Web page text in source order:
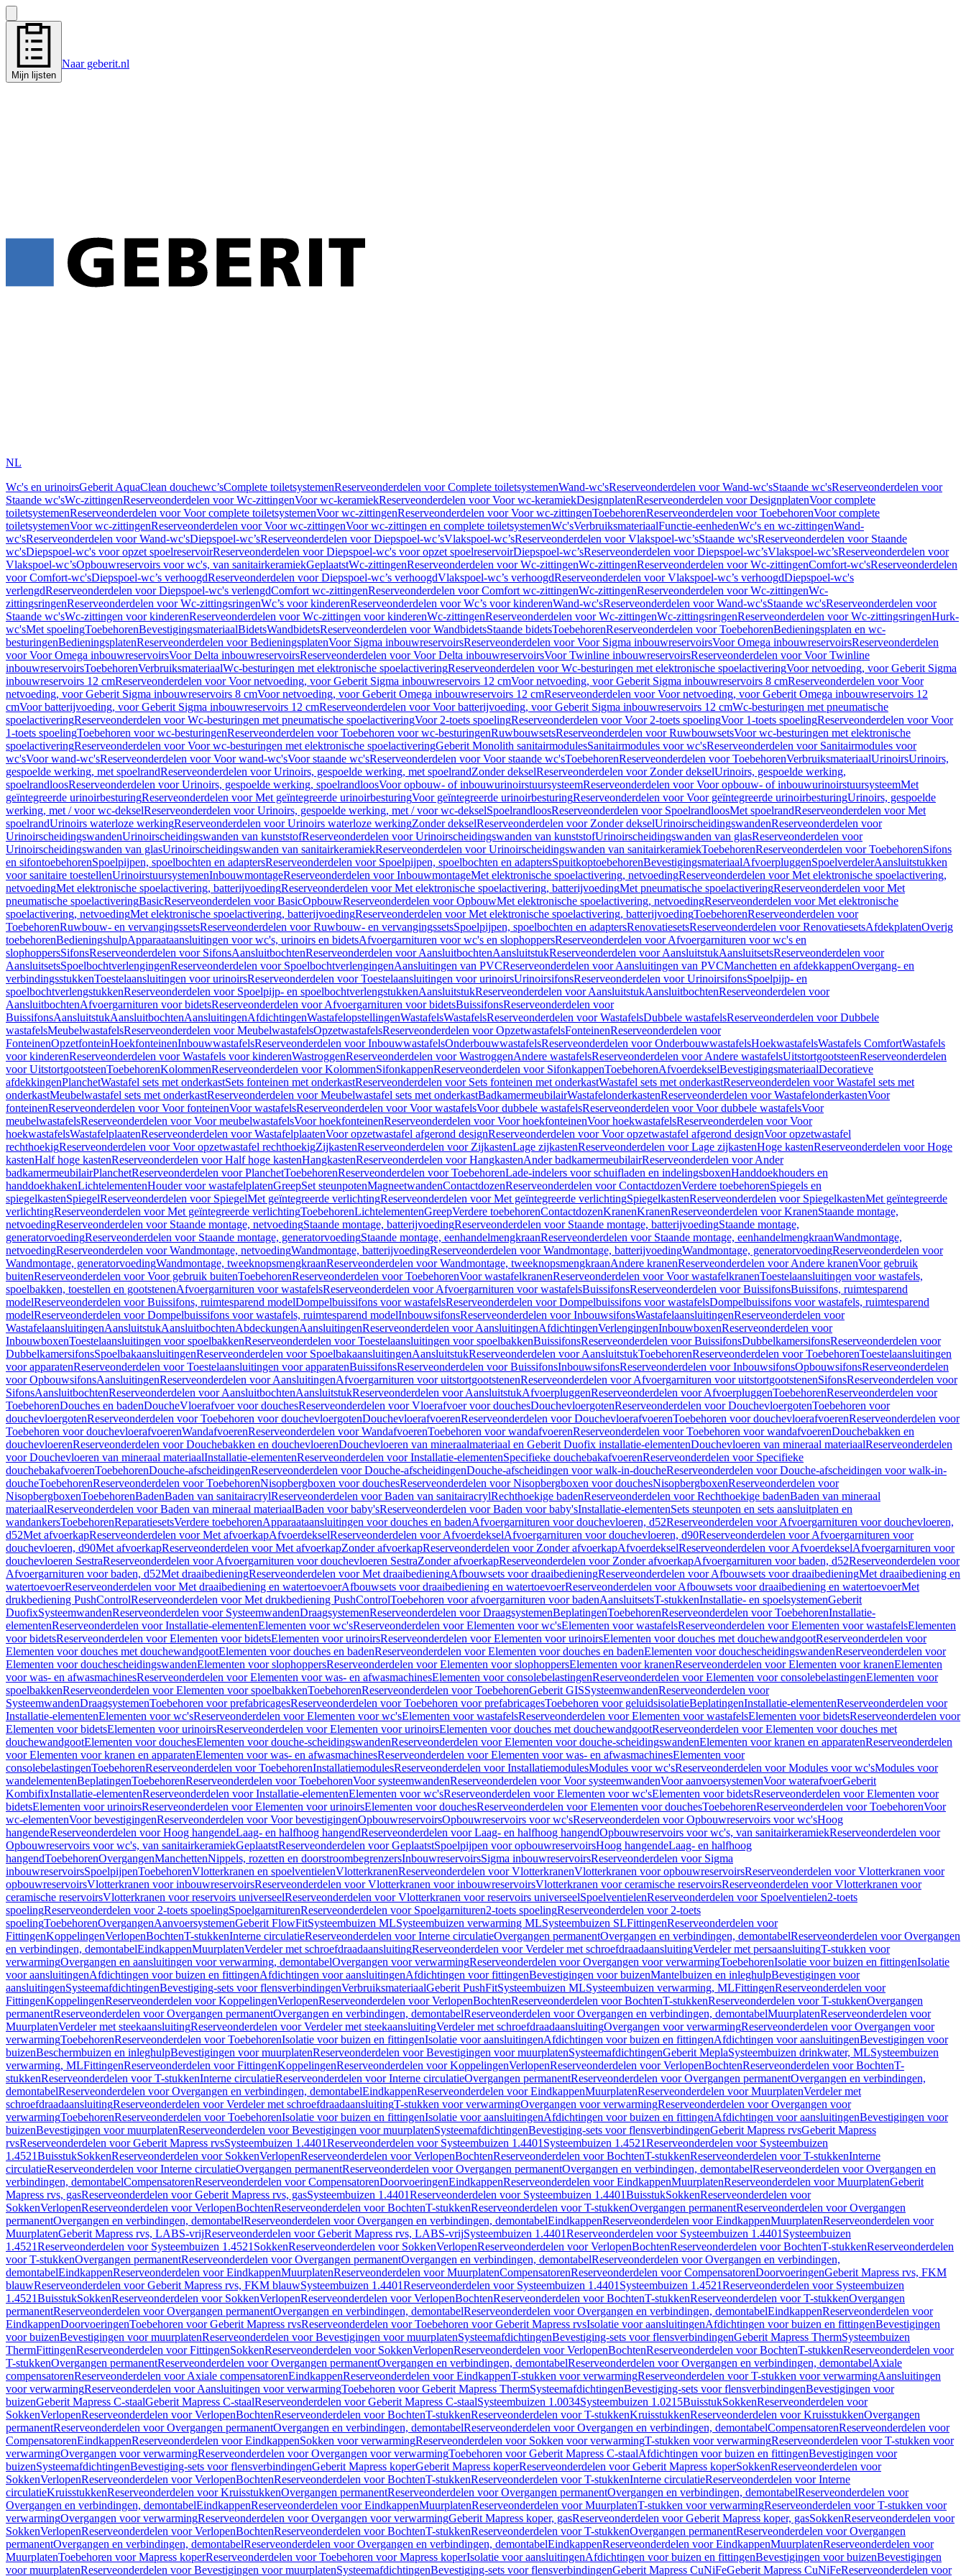
Mijn lijsten
Naar geberit.nl
NL
Wc's en urinoirsGeberit AquaClean douchewc’sComplete toiletsystemenReserveonderdelen voor Complete toiletsystemenWand-wc'sReserveonderdelen voor Wand-wc'sStaande wc'sReserveonderdelen voor
Staande wc'sWc-zittingenReserveonderdelen voor Wc-zittingenVoor wc-keramiekReserveonderdelen voor Voor wc-keramiekDesignplatenReserveonderdelen voor DesignplatenVoor complete
toiletsystemenReserveonderdelen voor Voor complete toiletsystemenVoor wc-zittingenReserveonderdelen voor Voor wc-zittingenToebehorenReserveonderdelen voor ToebehorenVoor complete
toiletsystemenVoor wc-zittingenReserveonderdelen voor Voor wc-zittingenVoor wc-zittingen en complete toiletsystemenWc'sVerbruiksmateriaalFunctie-eenhedenWc's en wc-zittingenWand-
wc'sReserveonderdelen voor Wand-wc'sDiepspoel-wc’sReserveonderdelen voor Diepspoel-wc’sVlakspoel-wc’sReserveonderdelen voor Vlakspoel-wc’sStaande wc'sReserveonderdelen voor Staande
wc'sDiepspoel-wc's voor opzet spoelreservoirReserveonderdelen voor Diepspoel-wc's voor opzet spoelreservoirDiepspoel-wc’sReserveonderdelen voor Diepspoel-wc’sVlakspoel-wc’sReserveonderdelen voor
Vlakspoel-wc’sOpbouwreservoirs voor wc's, van sanitairkeramiekGeplaatstWc-zittingenReserveonderdelen voor Wc-zittingenWc-zittingenReserveonderdelen voor Wc-zittingenComfort-wc'sReserveonderdelen
voor Comfort-wc'sDiepspoel-wc’s verhoogdReserveonderdelen voor Diepspoel-wc’s verhoogdVlakspoel-wc’s verhoogdReserveonderdelen voor Vlakspoel-wc’s verhoogdDiepspoel-wc's
verlengdReserveonderdelen voor Diepspoel-wc's verlengdComfort wc-zittingenReserveonderdelen voor Comfort wc-zittingenWc-zittingenReserveonderdelen voor Wc-zittingenWc-
zittingsringenReserveonderdelen voor Wc-zittingsringenWc’s voor kinderenReserveonderdelen voor Wc’s voor kinderenWand-wc'sReserveonderdelen voor Wand-wc'sStaande wc'sReserveonderdelen voor
Staande wc'sWc-zittingen voor kinderenReserveonderdelen voor Wc-zittingen voor kinderenWc-zittingenReserveonderdelen voor Wc-zittingenWc-zittingsringenReserveonderdelen voor Wc-zittingsringenHurk-
wc'sMet spoelingToebehorenBevestigingsmateriaalBidetsWandbidetsReserveonderdelen voor WandbidetsStaande bidetsToebehorenReserveonderdelen voor ToebehorenBedieningsplaten en wc-
besturingenBedieningsplatenReserveonderdelen voor BedieningsplatenVoor Sigma inbouwreservoirsReserveonderdelen voor Voor Sigma inbouwreservoirsVoor Omega inbouwreservoirsReserveonderdelen
voor Voor Omega inbouwreservoirsVoor Delta inbouwreservoirsReserveonderdelen voor Voor Delta inbouwreservoirsVoor Twinline inbouwreservoirsReserveonderdelen voor Voor Twinline
inbouwreservoirsToebehorenVerbruiksmateriaalWc-besturingen met elektronische spoelactiveringReserveonderdelen voor Wc-besturingen met elektronische spoelactiveringVoor netvoeding, voor Geberit Sigma
inbouwreservoirs 12 cmReserveonderdelen voor Voor netvoeding, voor Geberit Sigma inbouwreservoirs 12 cmVoor netvoeding, voor Geberit Sigma inbouwreservoirs 8 cmReserveonderdelen voor Voor
netvoeding, voor Geberit Sigma inbouwreservoirs 8 cmVoor netvoeding, voor Geberit Omega inbouwreservoirs 12 cmReserveonderdelen voor Voor netvoeding, voor Geberit Omega inbouwreservoirs 12
cmVoor batterijvoeding, voor Geberit Sigma inbouwreservoirs 12 cmReserveonderdelen voor Voor batterijvoeding, voor Geberit Sigma inbouwreservoirs 12 cmWc-besturingen met pneumatische
spoelactiveringReserveonderdelen voor Wc-besturingen met pneumatische spoelactiveringVoor 2-toets spoelingReserveonderdelen voor Voor 2-toets spoelingVoor 1-toets spoelingReserveonderdelen voor Voor
1-toets spoelingToebehoren voor wc-besturingenReserveonderdelen voor Toebehoren voor wc-besturingenRuwbouwsetsReserveonderdelen voor RuwbouwsetsVoor wc-besturingen met elektronische
spoelactiveringReserveonderdelen voor Voor wc-besturingen met elektronische spoelactiveringGeberit Monolith sanitairmodulesSanitairmodules voor wc'sReserveonderdelen voor Sanitairmodules voor
wc'sVoor wand-wc'sReserveonderdelen voor Voor wand-wc'sVoor staande wc'sReserveonderdelen voor Voor staande wc'sToebehorenReserveonderdelen voor ToebehorenVerbruiksmateriaalUrinoirsUrinoirs,
gespoelde werking, met spoelrandReserveonderdelen voor Urinoirs, gespoelde werking, met spoelrandZonder dekselReserveonderdelen voor Zonder dekselUrinoirs, gespoelde werking,
spoelrandloosReserveonderdelen voor Urinoirs, gespoelde werking, spoelrandloosVoor opbouw- of inbouwurinoirstuursysteemReserveonderdelen voor Voor opbouw- of inbouwurinoirstuursysteemMet
geïntegreerde urinoirbesturingReserveonderdelen voor Met geïntegreerde urinoirbesturingVoor geïntegreerde urinoirbesturingReserveonderdelen voor Voor geïntegreerde urinoirbesturingUrinoirs, gespoelde
werking, met / voor wc-dekselReserveonderdelen voor Urinoirs, gespoelde werking, met / voor wc-dekselSpoelrandloosReserveonderdelen voor SpoelrandloosMet spoelrandReserveonderdelen voor Met
spoelrandUrinoirs waterloze werkingReserveonderdelen voor Urinoirs waterloze werkingZonder dekselReserveonderdelen voor Zonder dekselUrinoirscheidingswandenReserveonderdelen voor
UrinoirscheidingswandenUrinoirscheidingswanden van kunststofReserveonderdelen voor Urinoirscheidingswanden van kunststofUrinoirscheidingswanden van glasReserveonderdelen voor
Urinoirscheidingswanden van glasUrinoirscheidingswanden van sanitairkeramiekReserveonderdelen voor Urinoirscheidingswanden van sanitairkeramiekToebehorenReserveonderdelen voor ToebehorenSifons
en sifontoebehorenSpoelpijpen, spoelbochten en adaptersReserveonderdelen voor Spoelpijpen, spoelbochten en adaptersSpuitkoptoebehorenBevestigingsmateriaalAfvoerpluggenSpoelverdelerAansluitstukken
voor sanitaire toestellenUrinoirstuursystemenInbouwmontageReserveonderdelen voor InbouwmontageMet elektronische spoelactivering, netvoedingReserveonderdelen voor Met elektronische spoelactivering,
netvoedingMet elektronische spoelactivering, batterijvoedingReserveonderdelen voor Met elektronische spoelactivering, batterijvoedingMet pneumatische spoelactiveringReserveonderdelen voor Met
pneumatische spoelactiveringBasicReserveonderdelen voor BasicOpbouwReserveonderdelen voor OpbouwMet elektronische spoelactivering, netvoedingReserveonderdelen voor Met elektronische
spoelactivering, netvoedingMet elektronische spoelactivering, batterijvoedingReserveonderdelen voor Met elektronische spoelactivering, batterijvoedingToebehorenReserveonderdelen voor
ToebehorenRuwbouw- en vervangingssetsReserveonderdelen voor Ruwbouw- en vervangingssetsSpoelpijpen, spoelbochten en adaptersRenovatiesetsReserveonderdelen voor RenovatiesetsAfdekplatenOverig
toebehorenBedieningshulpApparaataansluitingen voor wc's, urinoirs en bidetsAfvoergarnituren voor wc's en slophoppersReserveonderdelen voor Afvoergarnituren voor wc's en
slophoppersSifonsReserveonderdelen voor SifonsAansluitbochtenReserveonderdelen voor AansluitbochtenAansluitstukReserveonderdelen voor AansluitstukAansluitsetsReserveonderdelen voor
AansluitsetsSpoelbochtverlengingenReserveonderdelen voor SpoelbochtverlengingenAansluitingen van PVCReserveonderdelen voor Aansluitingen van PVCManchetten en afdekkappenOvergang- en
verbindingsstukkenToestelaansluitingen voor urinoirsReserveonderdelen voor Toestelaansluitingen voor urinoirsUrinoirsifonsReserveonderdelen voor UrinoirsifonsSpoelpijp- en
spoelbochtverlengstukkenReserveonderdelen voor Spoelpijp- en spoelbochtverlengstukkenAansluitstukReserveonderdelen voor AansluitstukAansluitbochtenReserveonderdelen voor
AansluitbochtenAfvoergarnituren voor bidetsReserveonderdelen voor Afvoergarnituren voor bidetsBuissifonsReserveonderdelen voor
BuissifonsAansluitstukAansluitbochtenAansluitingenAfdichtingenWastafelopstellingenWastafelsWastafelsReserveonderdelen voor WastafelsDubbele wastafelsReserveonderdelen voor Dubbele
wastafelsMeubelwastafelsReserveonderdelen voor MeubelwastafelsOpzetwastafelsReserveonderdelen voor OpzetwastafelsFonteinenReserveonderdelen voor
FonteinenOpzetfonteinHoekfonteinenInbouwwastafelsReserveonderdelen voor InbouwwastafelsOnderbouwwastafelsReserveonderdelen voor OnderbouwwastafelsHoekwastafelsWastafels ComfortWastafels
voor kinderenReserveonderdelen voor Wastafels voor kinderenWastroggenReserveonderdelen voor WastroggenAndere wastafelsReserveonderdelen voor Andere wastafelsUitstortgootsteenReserveonderdelen
voor UitstortgootsteenToebehorenKolommenReserveonderdelen voor KolommenSifonkappenReserveonderdelen voor SifonkappenToebehorenAfvoerdekselBevestigingsmateriaalDecoratieve
afdekkingenPlanchetWastafel sets met onderkastSets fonteinen met onderkastReserveonderdelen voor Sets fonteinen met onderkastWastafel sets met onderkastReserveonderdelen voor Wastafel sets met
onderkastMeubelwastafel sets met onderkastReserveonderdelen voor Meubelwastafel sets met onderkastBadkamermeubilairWastafelonderkastenReserveonderdelen voor WastafelonderkastenVoor
fonteinenReserveonderdelen voor Voor fonteinenVoor wastafelsReserveonderdelen voor Voor wastafelsVoor dubbele wastafelsReserveonderdelen voor Voor dubbele wastafelsVoor
meubelwastafelsReserveonderdelen voor Voor meubelwastafelsVoor hoekfonteinenReserveonderdelen voor Voor hoekfonteinenVoor hoekwastafelsReserveonderdelen voor Voor
hoekwastafelsWastafelplaatenReserveonderdelen voor WastafelplaatenVoor opzetwastafel afgerond designReserveonderdelen voor Voor opzetwastafel afgerond designVoor opzetwastafel
rechthoekigReserveonderdelen voor Voor opzetwastafel rechthoekigZijkastenReserveonderdelen voor ZijkastenLage zijkastenReserveonderdelen voor Lage zijkastenHoge kastenReserveonderdelen voor Hoge
kastenHalf hoge kastenReserveonderdelen voor Half hoge kastenHangkastenReserveonderdelen voor HangkastenAnder badkamermeubilairReserveonderdelen voor Ander
badkamermeubilairPlanchetReserveonderdelen voor PlanchetToebehorenReserveonderdelen voor ToebehorenLade-indelers voor schuifladen en indelingsboxenHanddoekhouders en
handdoekhakenLichtelementenHouder voor wastafelplatenGreepSet steunpotenMagneetwandenContactdozenReserveonderdelen voor ContactdozenVerdere toebehorenSpiegels en
spiegelkastenSpiegelReserveonderdelen voor SpiegelMet geïntegreerde verlichtingReserveonderdelen voor Met geïntegreerde verlichtingSpiegelkastenReserveonderdelen voor SpiegelkastenMet geïntegreerde
verlichtingReserveonderdelen voor Met geïntegreerde verlichtingToebehorenLichtelementenGreepVerdere toebehorenContactdozenKranenKranenReserveonderdelen voor KranenStaande montage,
netvoedingReserveonderdelen voor Staande montage, netvoedingStaande montage, batterijvoedingReserveonderdelen voor Staande montage, batterijvoedingStaande montage,
generatorvoedingReserveonderdelen voor Staande montage, generatorvoedingStaande montage, eenhandelmengkraanReserveonderdelen voor Staande montage, eenhandelmengkraanWandmontage,
netvoedingReserveonderdelen voor Wandmontage, netvoedingWandmontage, batterijvoedingReserveonderdelen voor Wandmontage, batterijvoedingWandmontage, generatorvoedingReserveonderdelen voor
Wandmontage, generatorvoedingWandmontage, tweeknopsmengkraanReserveonderdelen voor Wandmontage, tweeknopsmengkraanAndere kranenReserveonderdelen voor Andere kranenVoor gebruik
buitenReserveonderdelen voor Voor gebruik buitenToebehorenReserveonderdelen voor ToebehorenVoor wastafelkranenReserveonderdelen voor Voor wastafelkranenToestelaansluitingen voor wastafels,
spoelbakken, toestellen en gootstenenAfvoergarnituren voor wastafelsReserveonderdelen voor Afvoergarnituren voor wastafelsBuissifonsReserveonderdelen voor BuissifonsBuissifons, ruimtesparend
modelReserveonderdelen voor Buissifons, ruimtesparend modelDompelbuissifons voor wastafelsReserveonderdelen voor Dompelbuissifons voor wastafelsDompelbuissifons voor wastafels, ruimtesparend
modelReserveonderdelen voor Dompelbuissifons voor wastafels, ruimtesparend modelInbouwsifonsReserveonderdelen voor InbouwsifonsWastafelaansluitingenReserveonderdelen voor
WastafelaansluitingenAansluitstukAansluitbochtenAbdeckungenAansluitingenReserveonderdelen voor AansluitingenAfdichtingenVerlengingenInbouwboxenReserveonderdelen voor
InbouwboxenToestelaansluitingen voor spoelbakkenReserveonderdelen voor Toestelaansluitingen voor spoelbakkenBuissifonsReserveonderdelen voor BuissifonsDubbelkamersifonsReserveonderdelen voor
DubbelkamersifonsSpoelbakaansluitingenReserveonderdelen voor SpoelbakaansluitingenAansluitstukReserveonderdelen voor AansluitstukToebehorenReserveonderdelen voor ToebehorenToestelaansluitingen
voor apparatenReserveonderdelen voor Toestelaansluitingen voor apparatenBuissifonsReserveonderdelen voor BuissifonsInbouwsifonsReserveonderdelen voor InbouwsifonsOpbouwsifonsReserveonderdelen
voor OpbouwsifonsAansluitingenReserveonderdelen voor AansluitingenAfvoergarnituren voor uitstortgootstenenReserveonderdelen voor Afvoergarnituren voor uitstortgootstenenSifonsReserveonderdelen voor
SifonsAansluitbochtenReserveonderdelen voor AansluitbochtenAansluitstukReserveonderdelen voor AansluitstukAfvoerpluggenReserveonderdelen voor AfvoerpluggenToebehorenReserveonderdelen voor
ToebehorenDouches en badenDoucheVloerafvoer voor douchesReserveonderdelen voor Vloerafvoer voor douchesDouchevloergotenReserveonderdelen voor DouchevloergotenToebehoren voor
douchevloergotenReserveonderdelen voor Toebehoren voor douchevloergotenDouchevloerafvoerenReserveonderdelen voor DouchevloerafvoerenToebehoren voor douchevloerafvoerenReserveonderdelen voor
Toebehoren voor douchevloerafvoerenWandafvoerenReserveonderdelen voor WandafvoerenToebehoren voor wandafvoerenReserveonderdelen voor Toebehoren voor wandafvoerenDouchebakken en
douchevloerenReserveonderdelen voor Douchebakken en douchevloerenDouchevloeren van mineraalmateriaal en Geberit Duofix installatie-elementenDouchevloeren van mineraal materiaalReserveonderdelen
voor Douchevloeren van mineraal materiaalInstallatie-elementenReserveonderdelen voor Installatie-elementenSpecifieke douchebakafvoerenReserveonderdelen voor Specifieke
douchebakafvoerenToebehorenDouche-afscheidingenReserveonderdelen voor Douche-afscheidingenDouche-afscheidingen voor walk-in-doucheReserveonderdelen voor Douche-afscheidingen voor walk-in-
doucheToebehorenReserveonderdelen voor ToebehorenNisopbergboxen voor douchesReserveonderdelen voor Nisopbergboxen voor douchesNisopbergboxenReserveonderdelen voor
NisopbergboxenToebehorenBadenBaden van sanitairacrylReserveonderdelen voor Baden van sanitairacrylRechthoekige badenReserveonderdelen voor Rechthoekige badenBaden van mineraal
materiaalReserveonderdelen voor Baden van mineraal materiaalBaden voor baby'sReserveonderdelen voor Baden voor baby'sInstallatie-elementenSets steunpoten en sets aansluitplaten en
wandankersToebehorenReparatiesetsVerdere toebehorenApparaataansluitingen voor douches en badenAfvoergarnituren voor douchevloeren, d52Reserveonderdelen voor Afvoergarnituren voor douchevloeren,
d52Met afvoerkapReserveonderdelen voor Met afvoerkapAfvoerdekselReserveonderdelen voor AfvoerdekselAfvoergarnituren voor douchevloeren, d90Reserveonderdelen voor Afvoergarnituren voor
douchevloeren, d90Met afvoerkapReserveonderdelen voor Met afvoerkapZonder afvoerkapReserveonderdelen voor Zonder afvoerkapAfvoerdekselReserveonderdelen voor AfvoerdekselAfvoergarnituren voor
douchevloeren SestraReserveonderdelen voor Afvoergarnituren voor douchevloeren SestraZonder afvoerkapReserveonderdelen voor Zonder afvoerkapAfvoergarnituren voor baden, d52Reserveonderdelen voor
Afvoergarnituren voor baden, d52Met draaibedieningReserveonderdelen voor Met draaibedieningAfbouwsets voor draaibedieningReserveonderdelen voor Afbouwsets voor draaibedieningMet draaibediening en
watertoevoerReserveonderdelen voor Met draaibediening en watertoevoerAfbouwsets voor draaibediening en watertoevoerReserveonderdelen voor Afbouwsets voor draaibediening en watertoevoerMet
drukbediening PushControlReserveonderdelen voor Met drukbediening PushControlToebehoren voor afvoergarnituren voor badenAansluitsetsT-stukkenInstallatie- en spoelsystemenGeberit
DuofixSysteemwandenReserveonderdelen voor SysteemwandenDraagsystemenReserveonderdelen voor DraagsystemenBeplatingenToebehorenReserveonderdelen voor ToebehorenInstallatie-
elementenReserveonderdelen voor Installatie-elementenElementen voor wc'sReserveonderdelen voor Elementen voor wc'sElementen voor wastafelsReserveonderdelen voor Elementen voor wastafelsElementen
voor bidetsReserveonderdelen voor Elementen voor bidetsElementen voor urinoirsReserveonderdelen voor Elementen voor urinoirsElementen voor douches met douchewandgootReserveonderdelen voor
Elementen voor douches met douchewandgootElementen voor douches en badenReserveonderdelen voor Elementen voor douches en badenElementen voor douchescheidingswandenReserveonderdelen voor
Elementen voor douchescheidingswandenElementen voor slophoppersReserveonderdelen voor Elementen voor slophoppersElementen voor kranenReserveonderdelen voor Elementen voor kranenElementen
voor was- en afwasmachinesReserveonderdelen voor Elementen voor was- en afwasmachinesElementen voor consolebelastingenReserveonderdelen voor Elementen voor consolebelastingenElementen voor
spoelbakkenReserveonderdelen voor Elementen voor spoelbakkenToebehorenReserveonderdelen voor ToebehorenGeberit GISSysteemwandenReserveonderdelen voor
SysteemwandenDraagsystemenToebehoren voor prefabricagesReserveonderdelen voor Toebehoren voor prefabricagesToebehoren voor geluidsisolatieBeplatingenInstallatie-elementenReserveonderdelen voor
Installatie-elementenElementen voor wc'sReserveonderdelen voor Elementen voor wc'sElementen voor wastafelsReserveonderdelen voor Elementen voor wastafelsElementen voor bidetsReserveonderdelen voor
Elementen voor bidetsElementen voor urinoirsReserveonderdelen voor Elementen voor urinoirsElementen voor douches met douchewandgootReserveonderdelen voor Elementen voor douches met
douchewandgootElementen voor douchesElementen voor douche-scheidingswandenReserveonderdelen voor Elementen voor douche-scheidingswandenElementen voor kranen en apparatenReserveonderdelen
voor Elementen voor kranen en apparatenElementen voor was- en afwasmachinesReserveonderdelen voor Elementen voor was- en afwasmachinesElementen voor
consolebelastingenToebehorenReserveonderdelen voor ToebehorenInstallatiemodulesReserveonderdelen voor InstallatiemodulesModules voor wc'sReserveonderdelen voor Modules voor wc'sModules voor
wandelementenBeplatingenToebehorenReserveonderdelen voor ToebehorenVoor systeemwandenReserveonderdelen voor Voor systeemwandenVoor aanvoersystemenVoor waterafvoerGeberit
KombifixInstallatie-elementenReserveonderdelen voor Installatie-elementenElementen voor wc'sReserveonderdelen voor Elementen voor wc'sElementen voor bidetsReserveonderdelen voor Elementen voor
bidetsElementen voor urinoirsReserveonderdelen voor Elementen voor urinoirsElementen voor douchesReserveonderdelen voor Elementen voor douchesToebehorenReserveonderdelen voor ToebehorenVoor
wc-elementenVoor bevestigingenReserveonderdelen voor Voor bevestigingenOpbouwreservoirsOpbouwreservoirs voor wc'sReserveonderdelen voor Opbouwreservoirs voor wc'sHoog
hangendeReserveonderdelen voor Hoog hangendeLaag- en halfhoog hangendReserveonderdelen voor Laag- en halfhoog hangendOpbouwreservoirs voor wc's, van sanitairkeramiekReserveonderdelen voor
Opbouwreservoirs voor wc's, van sanitairkeramiekGeplaatstReserveonderdelen voor GeplaatstSpoelpijpen voor opbouwreservoirsHoog hangendeLaag- en halfhoog
hangendToebehorenOvergangenManchettenNippels, rozetten en doorstroombegrenzersInbouwreservoirsSigma inbouwreservoirsReserveonderdelen voor Sigma
inbouwreservoirsSpoelpijpenToebehorenVlotterkranen en spoelventielenVlotterkranenReserveonderdelen voor VlotterkranenVlotterkranen voor opbouwreservoirsReserveonderdelen voor Vlotterkranen voor
opbouwreservoirsVlotterkranen voor inbouwreservoirsReserveonderdelen voor Vlotterkranen voor inbouwreservoirsVlotterkranen voor ceramische reservoirsReserveonderdelen voor Vlotterkranen voor
ceramische reservoirsVlotterkranen voor reservoirs universeelReserveonderdelen voor Vlotterkranen voor reservoirs universeelSpoelventielenReserveonderdelen voor Spoelventielen2-toets
spoelingReserveonderdelen voor 2-toets spoelingSpoelgarniturenReserveonderdelen voor Spoelgarnituren2-toets spoelingReserveonderdelen voor 2-toets
spoelingToebehorenOvergangenAanvoersystemenGeberit FlowFitSysteembuizen MLSysteembuizen verwarming MLSysteembuizen SLFittingenReserveonderdelen voor
FittingenKoppelingenVerlopenBochtenT-stukkenInterne circulatieReserveonderdelen voor Interne circulatieOvergangen permanentOvergangen en verbindingen, demontabelReserveonderdelen voor Overgangen
en verbindingen, demontabelEindkappenMuurplatenVerdeler met schroefdraadaansluitingReserveonderdelen voor Verdeler met schroefdraadaansluitingVerdeler met persaansluitingT-stukken voor
verwarmingOvergangen en aansluitingen voor verwarming, demontabelOvergangen voor verwarmingReserveonderdelen voor Overgangen voor verwarmingToebehorenIsolatie voor buizen en fittingenIsolatie
voor aansluitingenAfdichtingen voor buizen en fittingenAfdichtingen voor aansluitingenAfdichtingen voor fittingenBevestigingen voor buizenMantelbuizen en inleghulpBevestigingen voor
aansluitingenSysteemafdichtingenBevestiging-sets voor flensverbindingenVerbruiksmateriaalGeberit PushFitSysteembuizen MLSysteembuizen verwarming, MLFittingenReserveonderdelen voor
FittingenKoppelingenReserveonderdelen voor KoppelingenVerlopenReserveonderdelen voor VerlopenBochtenReserveonderdelen voor BochtenT-stukkenReserveonderdelen voor T-stukkenOvergangen
permanentReserveonderdelen voor Overgangen permanentOvergangen en verbindingen, demontabelReserveonderdelen voor Overgangen en verbindingen, demontabelMuurplatenReserveonderdelen voor
MuurplatenVerdeler met steekaansluitingReserveonderdelen voor Verdeler met steekaansluitingVerdeler met schroefdraadaansluitingOvergangen voor verwarmingReserveonderdelen voor Overgangen voor
verwarmingToebehorenReserveonderdelen voor ToebehorenIsolatie voor buizen en fittingenIsolatie voor aansluitingenAfdichtingen voor buizen en fittingenAfdichtingen voor aansluitingenBevestigingen voor
buizenBeschermbuizen en inleghulpBevestigingen voor muurplatenReserveonderdelen voor Bevestigingen voor muurplatenSysteemafdichtingenGeberit MeplaSysteembuizen drinkwater, MLSysteembuizen
verwarming, MLFittingenReserveonderdelen voor FittingenKoppelingenReserveonderdelen voor KoppelingenVerlopenReserveonderdelen voor VerlopenBochtenReserveonderdelen voor BochtenT-
stukkenReserveonderdelen voor T-stukkenInterne circulatieReserveonderdelen voor Interne circulatieOvergangen permanentReserveonderdelen voor Overgangen permanentOvergangen en verbindingen,
demontabelReserveonderdelen voor Overgangen en verbindingen, demontabelEindkappenReserveonderdelen voor EindkappenMuurplatenReserveonderdelen voor MuurplatenVerdeler met
schroefdraadaansluitingReserveonderdelen voor Verdeler met schroefdraadaansluitingT-stukken voor verwarmingOvergangen voor verwarmingReserveonderdelen voor Overgangen voor
verwarmingToebehorenReserveonderdelen voor ToebehorenIsolatie voor buizen en fittingenIsolatie voor aansluitingenAfdichtingen voor buizen en fittingenAfdichtingen voor aansluitingenBevestigingen voor
buizenBevestigingen voor muurplatenReserveonderdelen voor Bevestigingen voor muurplatenSysteemafdichtingenBevestiging-sets voor flensverbindingenGeberit Mapress rvsGeberit Mapress
rvsReserveonderdelen voor Geberit Mapress rvsSysteembuizen 1.4401Reserveonderdelen voor Systeembuizen 1.4401 Systeembuizen 1.4521Reserveonderdelen voor Systeembuizen
1.4521BuisstukSokkenReserveonderdelen voor SokkenVerlopenReserveonderdelen voor VerlopenBochtenReserveonderdelen voor BochtenT-stukkenReserveonderdelen voor T-stukkenInterne
circulatieReserveonderdelen voor Interne circulatieOvergangen permanentReserveonderdelen voor Overgangen permanentOvergangen en verbindingen, demontabelReserveonderdelen voor Overgangen en
verbindingen, demontabelCompensatorenReserveonderdelen voor CompensatorenDoorvoeringenEindkappenReserveonderdelen voor EindkappenMuurplatenReserveonderdelen voor MuurplatenGeberit
Mapress rvs, gasReserveonderdelen voor Geberit Mapress rvs, gasSysteembuizen 1.4401Reserveonderdelen voor Systeembuizen 1.4401BuisstukSokkenReserveonderdelen voor
SokkenVerlopenReserveonderdelen voor VerlopenBochtenReserveonderdelen voor BochtenT-stukkenReserveonderdelen voor T-stukkenOvergangen permanentReserveonderdelen voor Overgangen
permanentOvergangen en verbindingen, demontabelReserveonderdelen voor Overgangen en verbindingen, demontabelEindkappenReserveonderdelen voor EindkappenMuurplatenReserveonderdelen voor
MuurplatenGeberit Mapress rvs, LABS-vrijReserveonderdelen voor Geberit Mapress rvs, LABS-vrijSysteembuizen 1.4401Reserveonderdelen voor Systeembuizen 1.4401 Systeembuizen
1.4521Reserveonderdelen voor Systeembuizen 1.4521 SokkenReserveonderdelen voor SokkenVerlopenReserveonderdelen voor VerlopenBochtenReserveonderdelen voor BochtenT-stukkenReserveonderdelen
voor T-stukkenOvergangen permanentReserveonderdelen voor Overgangen permanentOvergangen en verbindingen, demontabelReserveonderdelen voor Overgangen en verbindingen,
demontabelEindkappenReserveonderdelen voor EindkappenMuurplatenReserveonderdelen voor MuurplatenCompensatorenReserveonderdelen voor CompensatorenDoorvoeringenGeberit Mapress rvs, FKM
blauwReserveonderdelen voor Geberit Mapress rvs, FKM blauwSysteembuizen 1.4401Reserveonderdelen voor Systeembuizen 1.4401 Systeembuizen 1.4521Reserveonderdelen voor Systeembuizen
1.4521BuisstukSokkenReserveonderdelen voor SokkenVerlopenReserveonderdelen voor VerlopenBochtenReserveonderdelen voor BochtenT-stukkenReserveonderdelen voor T-stukkenOvergangen
permanentReserveonderdelen voor Overgangen permanentOvergangen en verbindingen, demontabelReserveonderdelen voor Overgangen en verbindingen, demontabelEindkappenReserveonderdelen voor
EindkappenDoorvoeringenToebehoren voor Geberit Mapress rvsReserveonderdelen voor Toebehoren voor Geberit Mapress rvsIsolatie voor aansluitingenAfdichtingen voor buizen en fittingenBevestigingen
voor buizenBevestigingen voor muurplatenReserveonderdelen voor Bevestigingen voor muurplatenSysteemafdichtingenBevestiging-sets voor flensverbindingenGeberit Mapress ThermSysteembuizen
ThermFittingenReserveonderdelen voor FittingenSokkenReserveonderdelen voor SokkenVerlopenReserveonderdelen voor VerlopenBochtenReserveonderdelen voor BochtenT-stukkenReserveonderdelen voor
T-stukkenOvergangen permanentReserveonderdelen voor Overgangen permanentOvergangen en verbindingen, demontabelReserveonderdelen voor Overgangen en verbindingen, demontabelAxiale
compensatorenReserveonderdelen voor Axiale compensatorenEindkappenReserveonderdelen voor EindkappenT-stukken voor verwarmingReserveonderdelen voor T-stukken voor verwarmingAansluitingen
voor verwarmingReserveonderdelen voor Aansluitingen voor verwarmingToebehoren voor Geberit Mapress ThermSysteemafdichtingenBevestiging-sets voor flensverbindingenBevestigingen voor
buizenGeberit Mapress C-staalGeberit Mapress C-staalReserveonderdelen voor Geberit Mapress C-staalSysteembuizen 1.0034Systeembuizen 1.0215BuisstukSokkenReserveonderdelen voor
SokkenVerlopenReserveonderdelen voor VerlopenBochtenReserveonderdelen voor BochtenT-stukkenReserveonderdelen voor T-stukkenKruisstukkenReserveonderdelen voor KruisstukkenOvergangen
permanentReserveonderdelen voor Overgangen permanentOvergangen en verbindingen, demontabelReserveonderdelen voor Overgangen en verbindingen, demontabelCompensatorenReserveonderdelen voor
CompensatorenEindkappenReserveonderdelen voor EindkappenSokken voor verwarmingReserveonderdelen voor Sokken voor verwarmingT-stukken voor verwarmingReserveonderdelen voor T-stukken voor
verwarmingOvergangen voor verwarmingReserveonderdelen voor Overgangen voor verwarmingToebehoren voor Geberit Mapress C-staalAfdichtingen voor buizen en fittingenBevestigingen voor
buizenSysteemafdichtingenBevestiging-sets voor flensverbindingenGeberit Mapress koperGeberit Mapress koperReserveonderdelen voor Geberit Mapress koperSokkenReserveonderdelen voor
SokkenVerlopenReserveonderdelen voor VerlopenBochtenReserveonderdelen voor BochtenT-stukkenReserveonderdelen voor T-stukkenInterne circulatieReserveonderdelen voor Interne
circulatieKruisstukkenReserveonderdelen voor KruisstukkenOvergangen permanentReserveonderdelen voor Overgangen permanentOvergangen en verbindingen, demontabelReserveonderdelen voor
Overgangen en verbindingen, demontabelEindkappenReserveonderdelen voor EindkappenMuurplatenReserveonderdelen voor MuurplatenT-stukken voor verwarmingReserveonderdelen voor T-stukken voor
verwarmingOvergangen voor verwarmingReserveonderdelen voor Overgangen voor verwarmingGeberit Mapress koper, gasReserveonderdelen voor Geberit Mapress koper, gasSokkenReserveonderdelen voor
SokkenVerlopenReserveonderdelen voor VerlopenBochtenReserveonderdelen voor BochtenT-stukkenReserveonderdelen voor T-stukkenOvergangen permanentReserveonderdelen voor Overgangen
permanentOvergangen en verbindingen, demontabelReserveonderdelen voor Overgangen en verbindingen, demontabelEindkappenReserveonderdelen voor EindkappenMuurplatenReserveonderdelen voor
MuurplatenToebehoren voor Mapress koperReserveonderdelen voor Toebehoren voor Mapress koperIsolatie voor aansluitingenAfdichtingen voor buizen en fittingenBevestigingen voor buizenBevestigingen
voor muurplatenReserveonderdelen voor Bevestigingen voor muurplatenSysteemafdichtingenBevestiging-sets voor flensverbindingenGeberit Mapress CuNiFeGeberit Mapress CuNiFeReserveonderdelen voor